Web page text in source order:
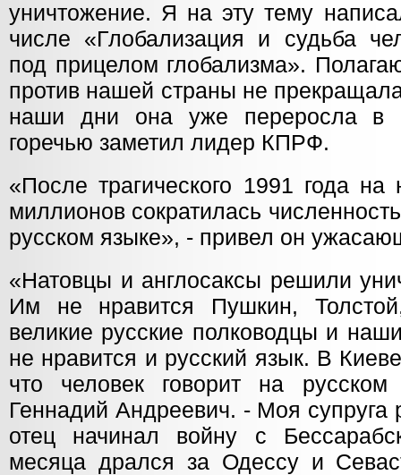
уничтожение. Я на эту тему
числе «Глобализация и судьба
под прицелом глобализма».
против нашей страны не
наши дни она уже переросла в
горечью заметил лидер КПРФ.
«После трагического 1991 года
миллионов сократилась
русском языке», - привел он
«Натовцы и англосаксы решили
Им не нравится Пушкин,
великие русские полководцы и
не нравится и русский язык. В
что человек говорит на
Геннадий Андреевич. - Моя
отец начинал войну с
месяца дрался за Одессу и